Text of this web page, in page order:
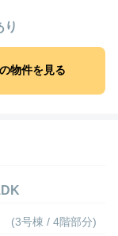
り
物件を見る
(3号棟 / 4階部分)